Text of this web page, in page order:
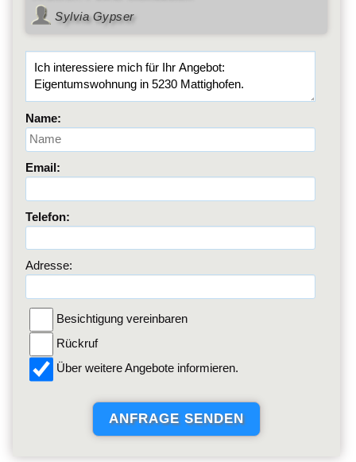
Sylvia Gypser
Name:
Email:
Telefon:
Adresse:
Besichtigung vereinbaren
Rückruf
Über weitere Angebote informieren.